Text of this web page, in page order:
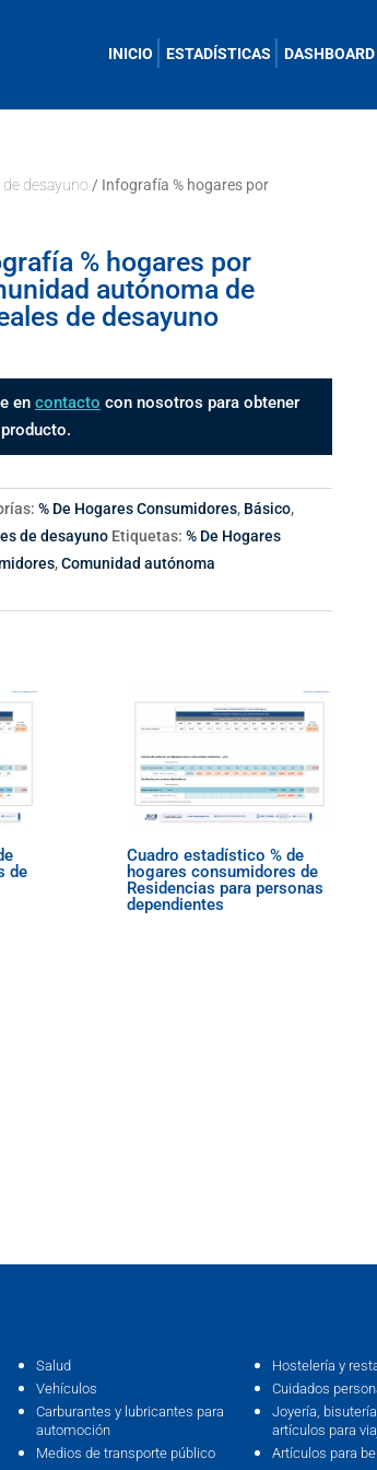
INICIO ESTADÍSTICAS DASHBOARD
de desayuno / Infografía % hogares por
% hogares por
autónoma de
de desayuno
encontacto con nosotros para obtener
% De Hogares Consumidores, Básico,
de desayuno Etiquetas:% De Hogares
,Comunidad autónoma
de
Cuadro estadístico % de
hogares consumidores de
Residencias para personas
dependientes
Salud
Vehículos
Carburantes y lubricantes para
automoción
Medios de transporte público
Hostelería y
Cuidados
Joyería,
artículos para
Artículos para